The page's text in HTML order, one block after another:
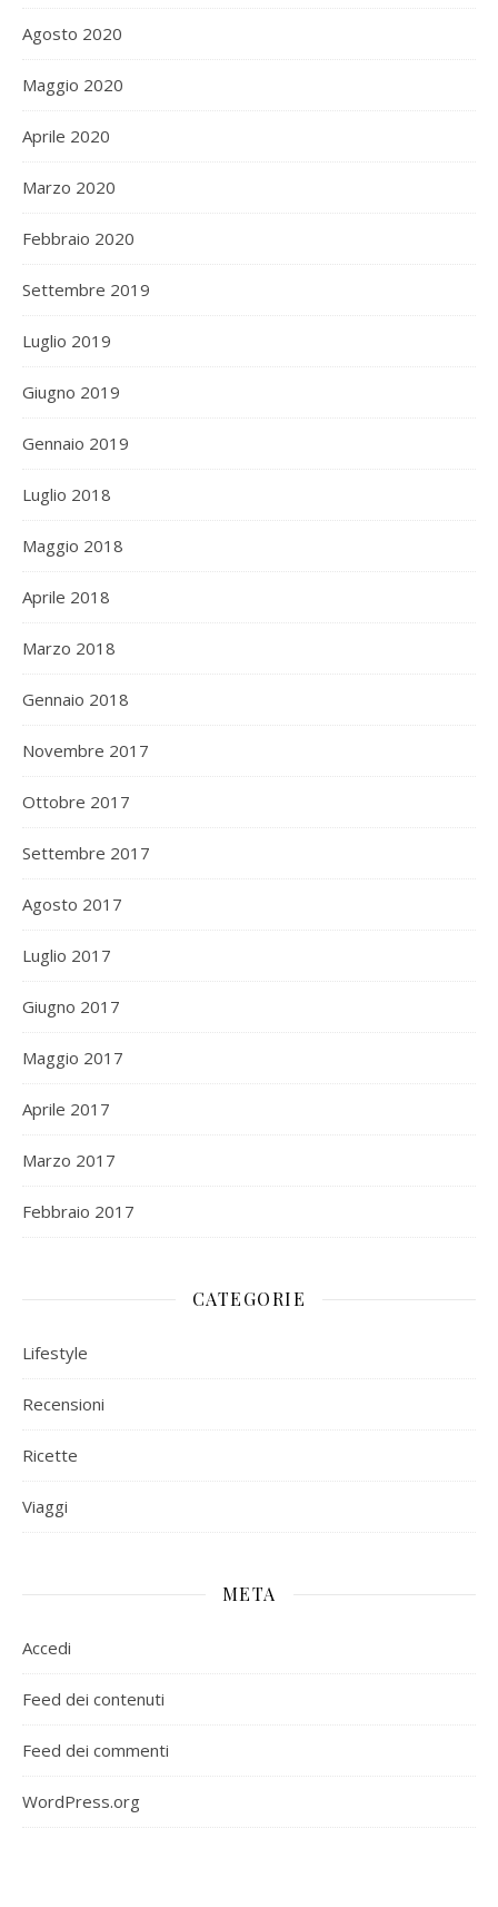
Agosto 2020
Maggio 2020
Aprile 2020
Marzo 2020
Febbraio 2020
Settembre 2019
Luglio 2019
Giugno 2019
Gennaio 2019
Luglio 2018
Maggio 2018
Aprile 2018
Marzo 2018
Gennaio 2018
Novembre 2017
Ottobre 2017
Settembre 2017
Agosto 2017
Luglio 2017
Giugno 2017
Maggio 2017
Aprile 2017
Marzo 2017
Febbraio 2017
CATEGORIE
Lifestyle
Recensioni
Ricette
Viaggi
META
Accedi
Feed dei contenuti
Feed dei commenti
WordPress.org